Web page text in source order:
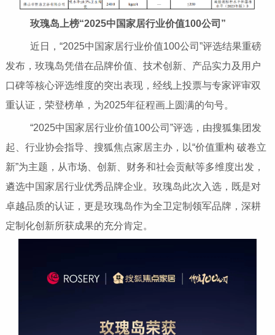
玫瑰岛上榜“2025中国家居行业价值100公司”
近日，“2025中国家居行业价值100公司”评选结果重磅
发布，玫瑰岛凭借在品牌价值、技术创新、产品实力及用户
口碑等核心评选维度的突出表现，经线上投票与专家评审双
重认证，荣登榜单，为2025年征程画上圆满的句号。
“2025中国家居行业价值100公司”评选，由搜狐集团发
起、行业协会指导、搜狐焦点家居主办，以“价值重构 破卷立
新”为主题，从市场、创新、财务和社会贡献等多维度出发，
遴选中国家居行业优秀品牌企业。玫瑰岛此次入选，既是对
卓越品质的认证，更是玫瑰岛作为全卫定制领军品牌，深耕
定制化创新所获成果的充分肯定。